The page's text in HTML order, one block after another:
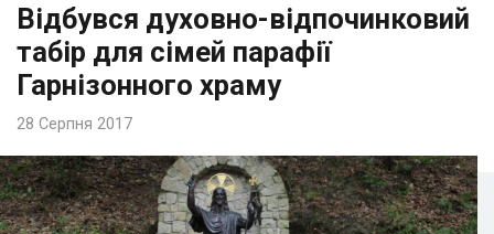
Відбувся духовно-відпочинковий
табір для сімей парафії
Гарнізонного храму
28 Серпня 2017